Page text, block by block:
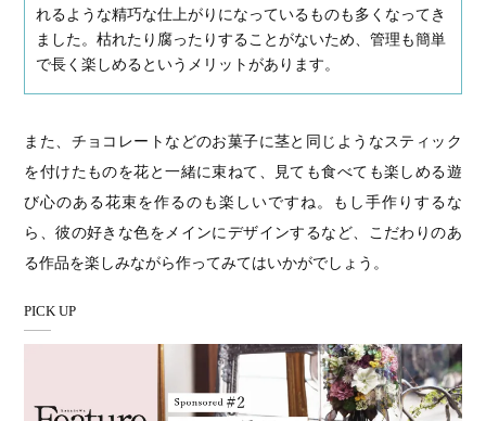
れるような精巧な仕上がりになっているものも多くなってき
ました。枯れたり腐ったりすることがないため、管理も簡単
で長く楽しめるというメリットがあります。
また、チョコレートなどのお菓子に茎と同じようなスティック
を付けたものを花と一緒に束ねて、見ても食べても楽しめる遊
び心のある花束を作るのも楽しいですね。もし手作りするな
ら、彼の好きな色をメインにデザインするなど、こだわりのあ
る作品を楽しみながら作ってみてはいかがでしょう。
PICK UP